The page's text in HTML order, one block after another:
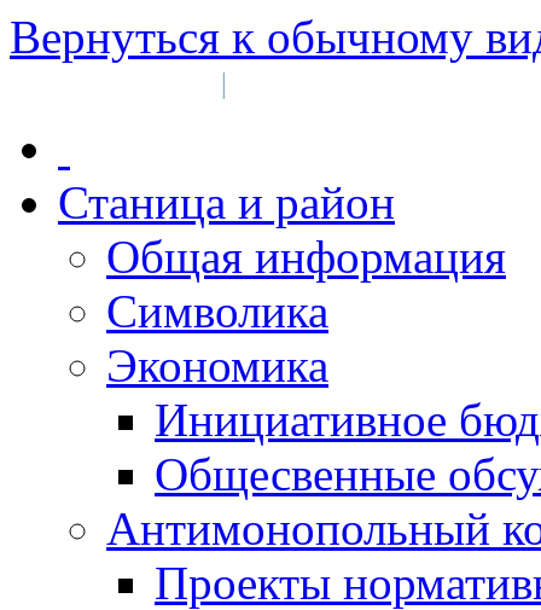
Вернуться к обычному
|
Станица и район
Общая информация
Символика
Экономика
Инициативное
Общесвенные
Антимонопольный
Проекты